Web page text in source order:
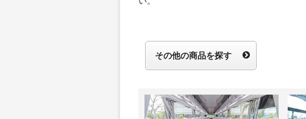
その他の商品を探す